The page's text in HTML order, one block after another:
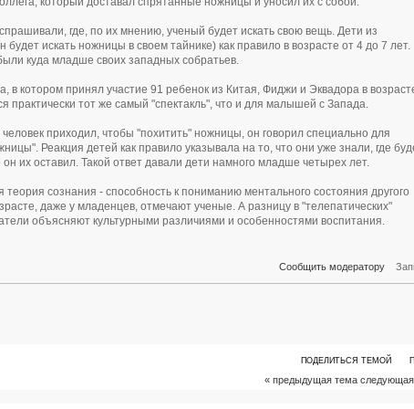
где, по их мнению, ученый будет искать свою вещь. Дети из
искать ножницы в своем тайнике) как правило в возрасте от 4 до 7 лет.
куда младше своих западных собратьев.
в котором принял участие 91 ребенок из Китая, Фиджи и Эквадора в
тот же самый "спектакль", что и для малышей с Запада.
приходил, чтобы "похитить" ножницы, он говорил специально для
Реакция детей как правило указывала на то, что они уже знали, где
их оставил. Такой ответ давали дети намного младше четырех лет.
сознания - способность к пониманию ментального состояния другого
даже у младенцев, отмечают ученые. А разницу в "телепатических"
объясняют культурными различиями и особенностями воспитания.
Сообщить модератору
ПОДЕЛИТЬСЯ ТЕМОЙ
« предыдущая тема